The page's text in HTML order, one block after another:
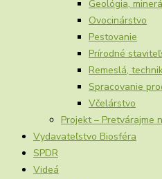
Geológia,
Ovocinárstvo
Pestovanie
Prírodné
Remeslá,
Spracovanie
Včelárstvo
Projekt – Pretvárajme
Vydavateľstvo Biosféra
SPDR
Videá